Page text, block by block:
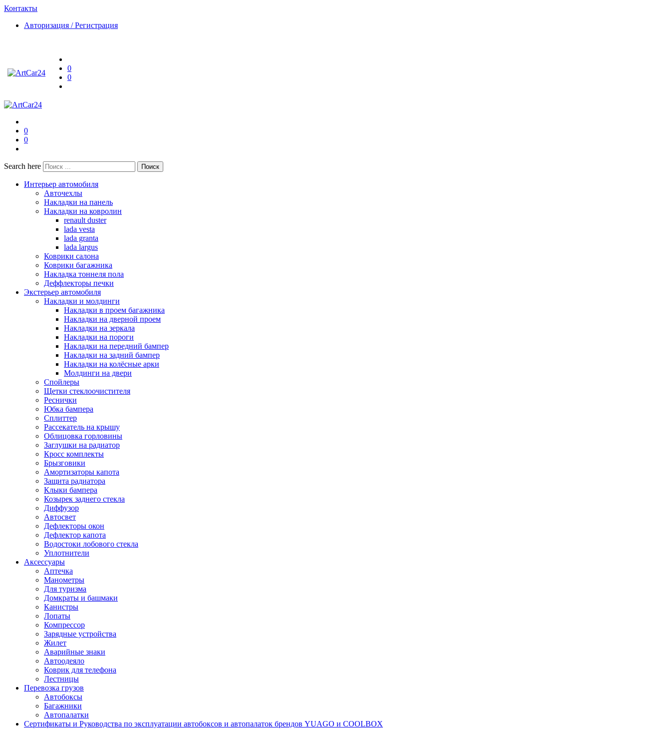
Контакты
Авторизация / Регистрация
0
0
0
0
Search here Поиск
Интерьер автомобиля
Авточехлы
Накладки на панель
Накладки на ковролин
renault duster
lada vesta
lada granta
lada largus
Коврики салона
Коврики багажника
Накладка тоннеля пола
Деффлекторы печки
Экстерьер автомобиля
Накладки и молдинги
Накладки в проем багажника
Накладки на дверной проем
Накладки на зеркала
Накладки на пороги
Накладки на передний бампер
Накладки на задний бампер
Накладки на колёсные арки
Молдинги на двери
Спойлеры
Щетки стеклоочистителя
Реснички
Юбка бампера
Сплиттер
Рассекатель на крышу
Облицовка горловины
Заглушки на радиатор
Кросс комплекты
Брызговики
Амортизаторы капота
Защита радиатора
Клыки бампера
Козырек заднего стекла
Диффузор
Автосвет
Дефлекторы окон
Дефлектор капота
Водостоки лобового стекла
Уплотнители
Аксессуары
Аптечка
Манометры
Для туризма
Домкраты и башмаки
Канистры
Лопаты
Компрессор
Зарядные устройства
Жилет
Аварийные знаки
Автоодеяло
Коврик для телефона
Лестницы
Перевозка грузов
Автобоксы
Багажники
Автопалатки
Сертификаты и Руководства по эксплуатации автобоксов и автопалаток брендов YUAGO и COOLBOX